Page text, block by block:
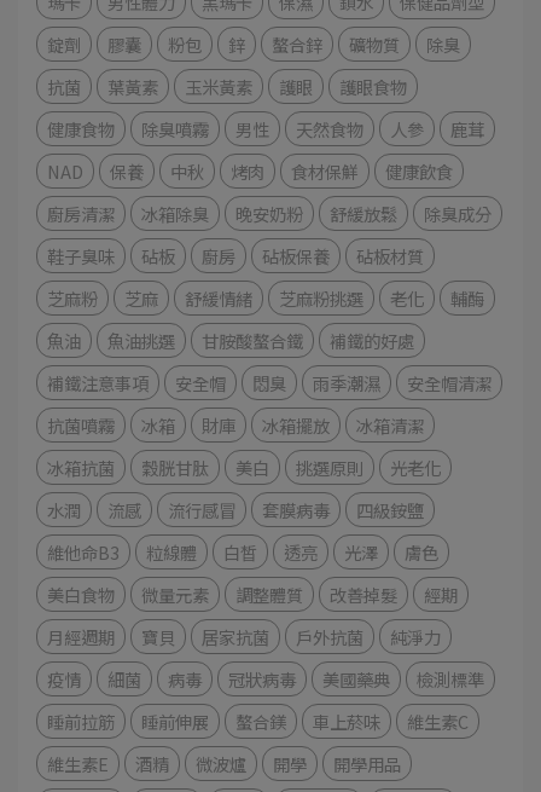
錠劑
膠囊 粉包 鋅 螯合鋅 礦物質
除臭
抗菌
葉黃素 玉米黃素 護眼
護眼食物
健康食物
除臭噴霧 男性 天然食物 人參
鹿茸
NAD
保養 中秋 烤肉 食材保鮮
健康飲食
廚房清潔
冰箱除臭 晚安奶粉 舒緩放鬆
除臭成分
鞋子臭味
砧板 廚房 砧板保養
砧板材質
芝麻粉
芝麻 舒緩情緒 芝麻粉挑選 老化
輔酶
魚油
魚油挑選 甘胺酸螯合鐵
補鐵的好處
補鐵注意事項
安全帽 悶臭 雨季潮濕
安全帽清潔
抗菌噴霧
冰箱 財庫 冰箱擺放
冰箱清潔
冰箱抗菌
穀胱甘肽 美白 挑選原則
光老化
水潤
流感 流行感冒 套膜病毒
四級銨鹽
維他命B3
粒線體 白皙 透亮 光澤
膚色
美白食物
微量元素 調整體質 改善掉髮
經期
月經週期
寶貝 居家抗菌 戶外抗菌
純淨力
疫情
細菌 病毒 冠狀病毒 美國藥典
檢測標準
睡前拉筋
睡前伸展 螯合鎂 車上菸味
維生素C
維生素E
酒精 微波爐 開學
開學用品